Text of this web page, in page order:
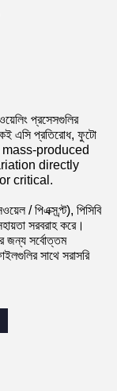
প্রসেসগুলির
এসি প্রতিরোধ, ফুটো
mass-produced
directly
critical.
/ পিএক্সপ্র্ট), পিসিবি
সরবরাহ করে।
জন্য সর্বোত্তম
সাথে সরাসরি